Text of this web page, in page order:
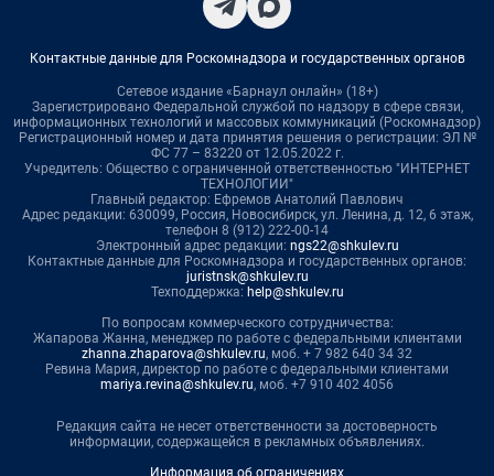
Контактные данные для Роскомнадзора и государственных органов
Сетевое издание «Барнаул онлайн» (18+)
Зарегистрировано Федеральной службой по надзору в сфере связи,
информационных технологий и массовых коммуникаций (Роскомнадзор)
Регистрационный номер и дата принятия решения о регистрации: ЭЛ №
ФС 77 – 83220 от 12.05.2022 г.
Учредитель: Общество с ограниченной ответственностью "ИНТЕРНЕТ
ТЕХНОЛОГИИ"
Главный редактор: Ефремов Анатолий Павлович
Адрес редакции: 630099, Россия, Новосибирск, ул. Ленина, д. 12, 6 этаж,
телефон 8 (912) 222-00-14
Электронный адрес редакции: ngs22@shkulev.ru
Контактные данные для Роскомнадзора и государственных органов:
juristnsk@shkulev.ru
Техподдержка: help@shkulev.ru
По вопросам коммерческого сотрудничества:
Жапарова Жанна, менеджер по работе с федеральными клиентами
zhanna.zhaparova@shkulev.ru, моб. + 7 982 640 34 32
Ревина Мария, директор по работе с федеральными клиентами
mariya.revina@shkulev.ru, моб. +7 910 402 4056
Редакция сайта не несет ответственности за достоверность
информации, содержащейся в рекламных объявлениях.
Информация об ограничениях